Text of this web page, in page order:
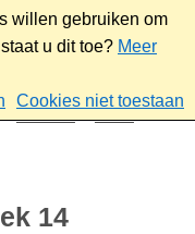
willen gebruiken om
u dit toe? Meer
Cookies niet toestaan
Nieuws
2026
14